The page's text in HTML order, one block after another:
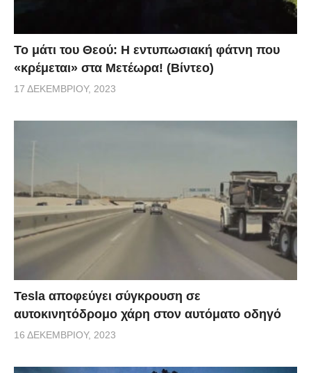
Το μάτι του Θεού: Η εντυπωσιακή φάτνη που
«κρέμεται» στα Μετέωρα! (Βίντεο)
17 ΔΕΚΕΜΒΡΊΟΥ, 2023
Tesla αποφεύγει σύγκρουση σε
αυτοκινητόδρομο χάρη στον αυτόματο οδηγό
16 ΔΕΚΕΜΒΡΊΟΥ, 2023